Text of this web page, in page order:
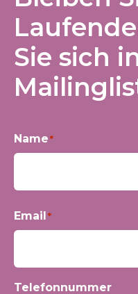
Sie sich
Name*
Email *
Telefonnummer